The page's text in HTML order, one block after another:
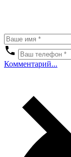
Комментарий...